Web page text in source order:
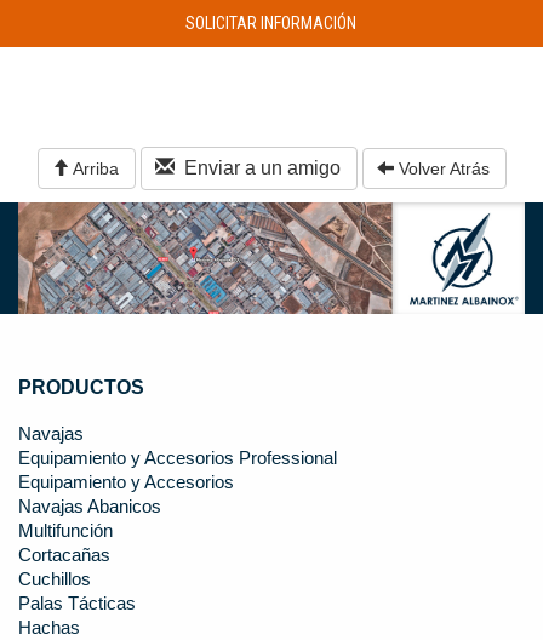
SOLICITAR INFORMACIÓN
Arriba Enviar a un amigo Volver Atrás
PRODUCTOS
Navajas
Equipamiento y Accesorios Professional
Equipamiento y Accesorios
Navajas Abanicos
Multifunción
Cortacañas
Cuchillos
Palas Tácticas
Hachas